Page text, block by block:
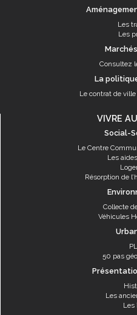
Les
Les
Consultez
La
Le contrat de
VIVRE
Social-
Le Centre
Les
Résorption de
Collecte
Véhicules
50 pas
Les
Les